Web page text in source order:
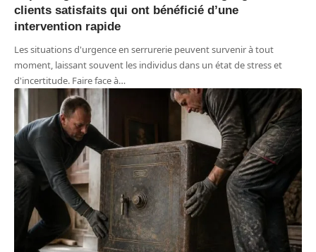
clients satisfaits qui ont bénéficié d’une
intervention rapide
Les situations d'urgence en serrurerie peuvent survenir à tout
moment, laissant souvent les individus dans un état de stress et
d'incertitude. Faire face à…